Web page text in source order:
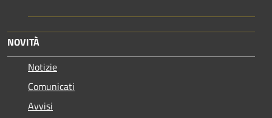
NOVITÀ
Notizie
Comunicati
Avvisi